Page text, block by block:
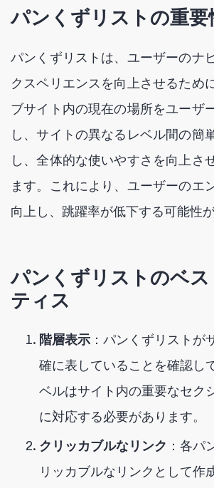
パンくずリストの重要
パンくずリストは、ユーザーのナ
クスペリエンスを向上させるため
ブサイト内の現在の場所をユーザ
し、サイトの異なるレベル間の簡
し、全体的な使いやすさを向上さ
ます。これにより、ユーザーのエ
向上し、跳躍率が低下する可能性が
パンくずリストのベス
ティス
階層表示 ：パンくずリストが
確に表していることを確認し
ベルはサイト内の重要なセク
に対応する必要があります。
クリッカブルなリンク ：各パ
リッカブルなリンクとして作